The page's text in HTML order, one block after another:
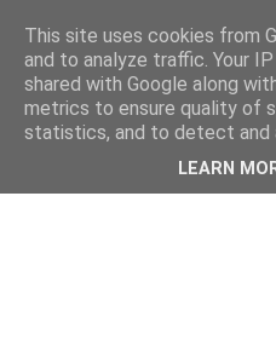
This site uses cookies from
and to analyze traffic. Your
shared with Google along
metrics to ensure quality of
statistics, and to detect and
LEARN